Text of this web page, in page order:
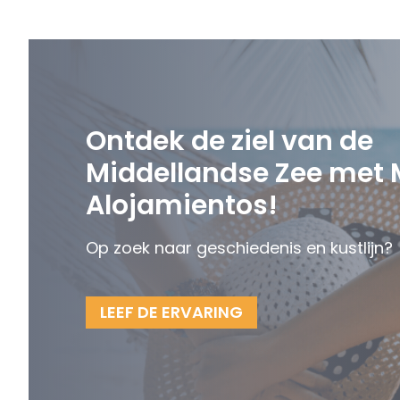
Ontdek de ziel van de
Middellandse Zee met
Alojamientos!
Op zoek naar geschiedenis en kustlijn?
LEEF DE ERVARING